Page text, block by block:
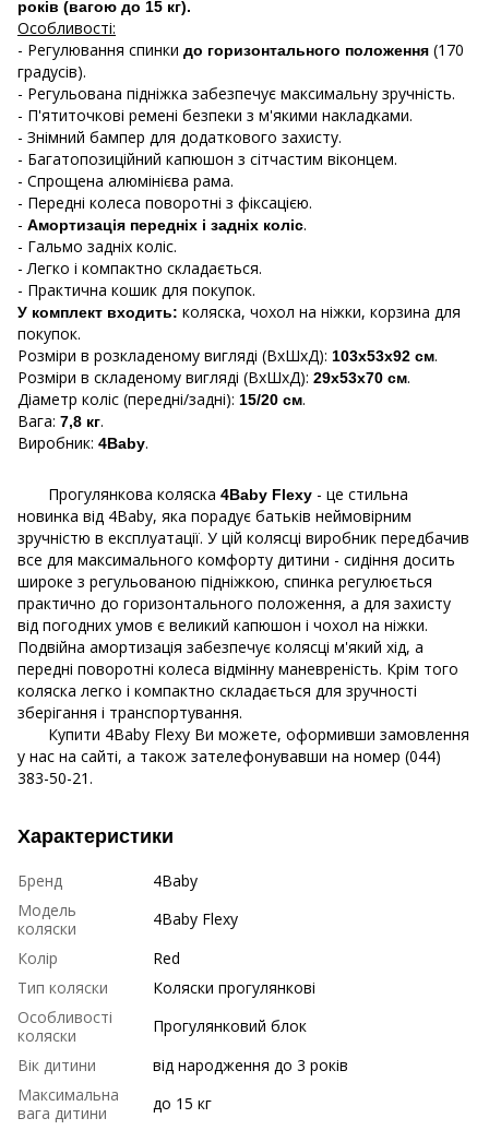
років (вагою до 15 кг).
Особливості:
- Регулювання спинки до горизонтального положення (170
градусів).
- Регульована підніжка забезпечує максимальну зручність.
- П'ятиточкові ремені безпеки з м'якими накладками.
- Знімний бампер для додаткового захисту.
- Багатопозиційний капюшон з сітчастим віконцем.
- Спрощена алюмінієва рама.
- Передні колеса поворотні з фіксацією.
- Амортизація передніх і задніх коліс.
- Гальмо задніх коліс.
- Легко і компактно складається.
- Практична кошик для покупок.
У комплект входить: коляска, чохол на ніжки, корзина для
покупок.
Розміри в розкладеному вигляді (ВхШхД): 103х53х92 см.
Розміри в складеному вигляді (ВхШхД): 29х53х70 см.
Діаметр коліс (передні/задні): 15/20 см.
Вага: 7,8 кг.
Виробник: 4Baby.
Прогулянкова коляска 4Baby Flexy - це стильна
новинка від 4Baby, яка порадує батьків неймовірним
зручністю в експлуатації. У цій колясці виробник передбачив
все для максимального комфорту дитини - сидіння досить
широке з регульованою підніжкою, спинка регулюється
практично до горизонтального положення, а для захисту
від погодних умов є великий капюшон і чохол на ніжки.
Подвійна амортизація забезпечує колясці м'який хід, а
передні поворотні колеса відмінну маневреність. Крім того
коляска легко і компактно складається для зручності
зберігання і транспортування.
Купити 4Baby Flexy Ви можете, оформивши замовлення
у нас на сайті, а також зателефонувавши на номер (044)
383-50-21.
Характеристики
Бренд
4Baby
Модель
коляски
4Baby Flexy
Колір
Red
Тип коляски
Коляски прогулянкові
Особливості
коляски
Прогулянковий блок
Вік дитини
від народження до 3 років
Максимальна
вага дитини
до 15 кг